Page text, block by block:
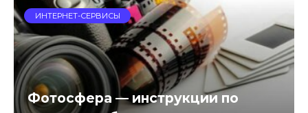
ИНТЕРНЕТ-СЕРВИСЫ
Фотосфера — инструкции по